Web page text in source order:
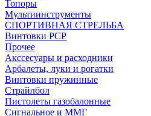
Топоры
Мультиинструменты
СПОРТИВНАЯ СТРЕЛЬБА
Винтовки PCP
Прочее
Акссесуары и расходники
Арбалеты, луки и рогатки
Винтовки пружинные
Страйлбол
Пистолеты газобалонные
Сигнальное и ММГ